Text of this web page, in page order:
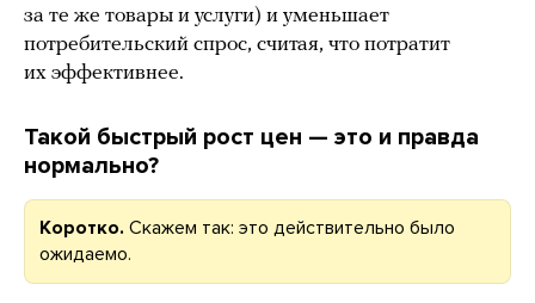
за те же товары и услуги) и уменьшает
потребительский спрос, считая, что потратит
их эффективнее.
Такой быстрый рост цен — это и правда
нормально?
Коротко. Скажем так: это действительно было
ожидаемо.